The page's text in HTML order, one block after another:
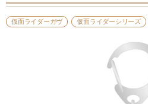
仮面ライダーガヴ 仮面ライダーシリーズ